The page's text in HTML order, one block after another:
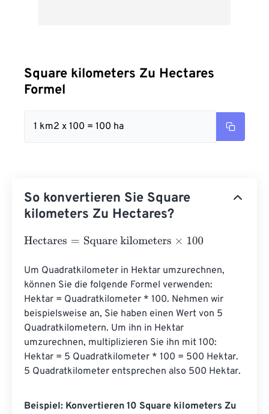
Square kilometers Zu Hectares
Formel
1 km2 x 100 = 100 ha
So konvertieren Sie Square
kilometers Zu Hectares?
Hectares= Square kilometers×100
Um Quadratkilometer in Hektar umzurechnen,
können Sie die folgende Formel verwenden:
Hektar = Quadratkilometer * 100. Nehmen wir
beispielsweise an, Sie haben einen Wert von 5
Quadratkilometern. Um ihn in Hektar
umzurechnen, multiplizieren Sie ihn mit 100:
Hektar = 5 Quadratkilometer * 100 = 500 Hektar.
5 Quadratkilometer entsprechen also 500 Hektar.
Beispiel: Konvertieren 10 Square kilometers Zu